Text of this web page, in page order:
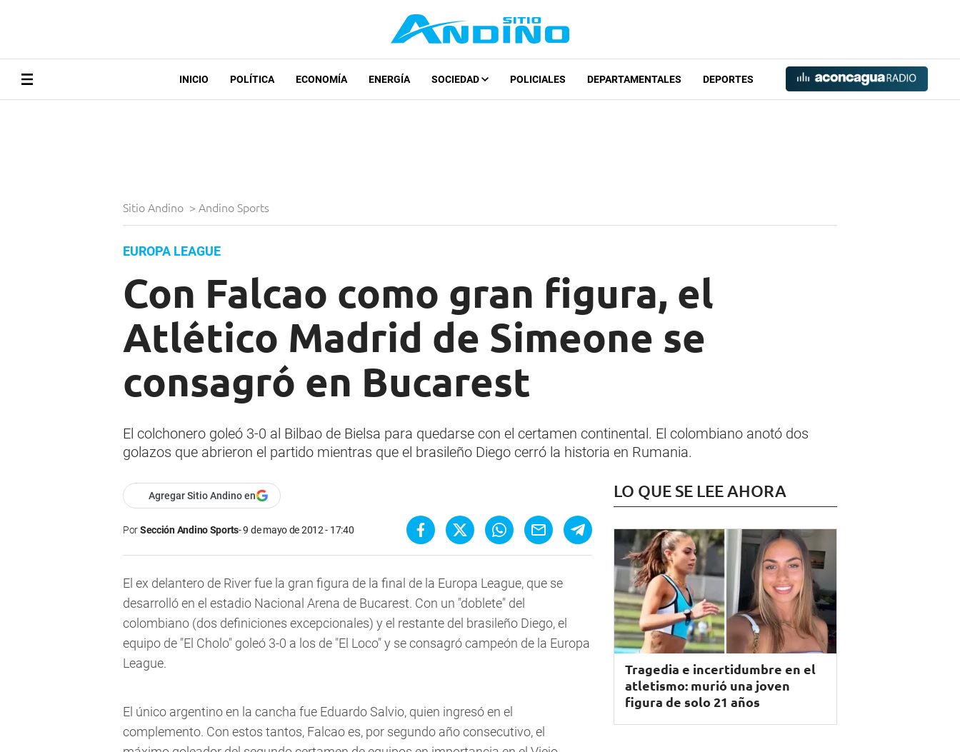
INICIO POLÍTICA ECONOMÍA ENERGÍA SOCIEDAD POLICIALES DEPARTAMENTALES DEPORTES
Sitio Andino > Andino Sports
EUROPA LEAGUE
Con Falcao como gran figura, el
Atlético Madrid de Simeone se
consagró en Bucarest
El colchonero goleó 3-0 al Bilbao de Bielsa para quedarse con el certamen continental. El colombiano anotó dos
golazos que abrieron el partido mientras que el brasileño Diego cerró la historia en Rumania.
Agregar Sitio Andino en
PorSección Andino Sports 9 de mayo de 2012 - 17:40
El ex delantero de River fue la gran figura de la final de la Europa League, que se
desarrolló en el estadio Nacional Arena de Bucarest. Con un "doblete" del
colombiano (dos definiciones excepcionales) y el restante del brasileño Diego, el
equipo de "El Cholo" goleó 3-0 a los de "El Loco" y se consagró campeón de la Europa
League.
El único argentino en la cancha fue Eduardo Salvio, quien ingresó en el
complemento. Con estos tantos, Falcao es, por segundo año consecutivo, el
LO QUE SE LEE AHORA
Tragedia e incertidumbre en el
atletismo: murió una joven
figura de solo 21 años